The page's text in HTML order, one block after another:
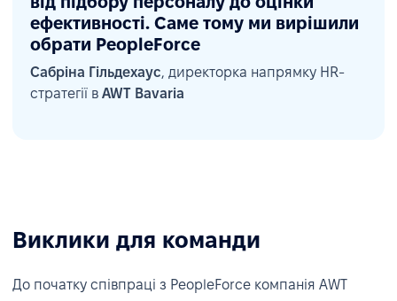
ефективності. Саме тому ми вирішили
обрати PeopleForce
Сабріна Гільдехаус, директорка напрямку HR-
стратегії в AWT Bavaria
Виклики для команди
До початку співпраці з PeopleForce компанія AWT